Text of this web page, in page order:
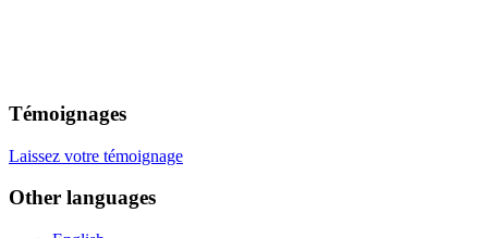
Témoignages
Laissez votre témoignage
Other languages